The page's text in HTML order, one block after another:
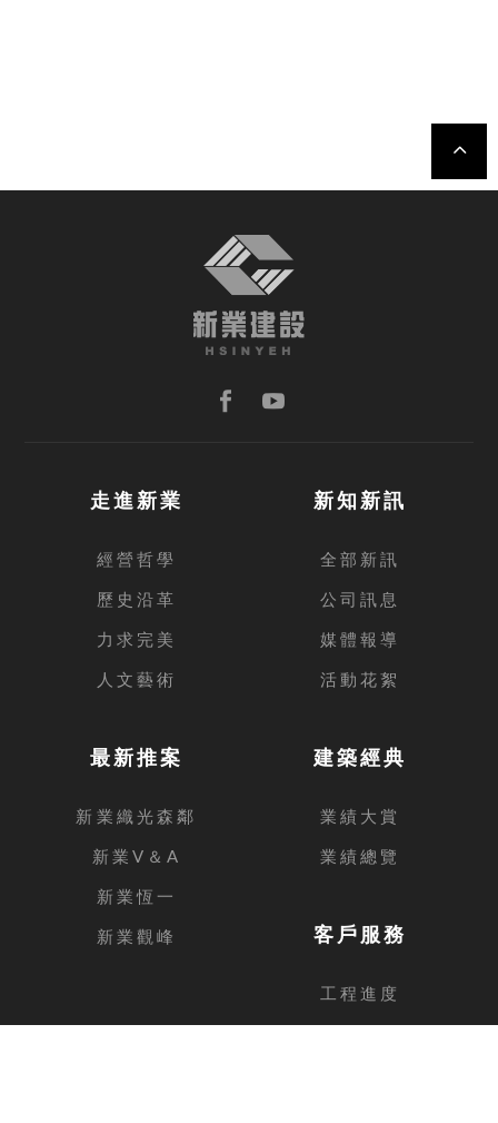
走進新業
經營哲學
歷史沿革
力求完美
人文藝術
新知新訊
全部新訊
公司訊息
媒體報導
活動花絮
最新推案
新業織光森鄰
新業V＆A
新業恆一
新業觀峰
建築經典
業績大賞
業績總覽
客戶服務
工程進度